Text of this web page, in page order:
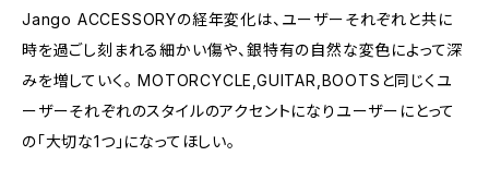
Jango ACCESSORYの経年変化は、ユーザーそれぞれと共に
時を過ごし刻まれる細かい傷や、銀特有の自然な変色によって深
みを増していく。 MOTORCYCLE,GUITAR,BOOTSと同じくユ
ーザーそれぞれのスタイルのアクセントになりユーザーにとって
の「大切な1つ」になってほしい。